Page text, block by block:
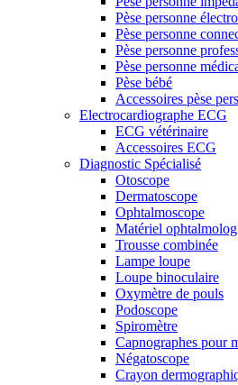
Pèse personne
Pèse personne
Pèse personne
Pèse personne
Pèse bébé
Accessoires pèse
Electrocardiographe ECG
ECG vétérinaire
Accessoires ECG
Diagnostic Spécialisé
Otoscope
Dermatoscope
Ophtalmoscope
Matériel
Trousse combinée
Lampe loupe
Loupe binoculaire
Oxymètre de pouls
Podoscope
Spiromètre
Capnographes pour
Négatoscope
Crayon